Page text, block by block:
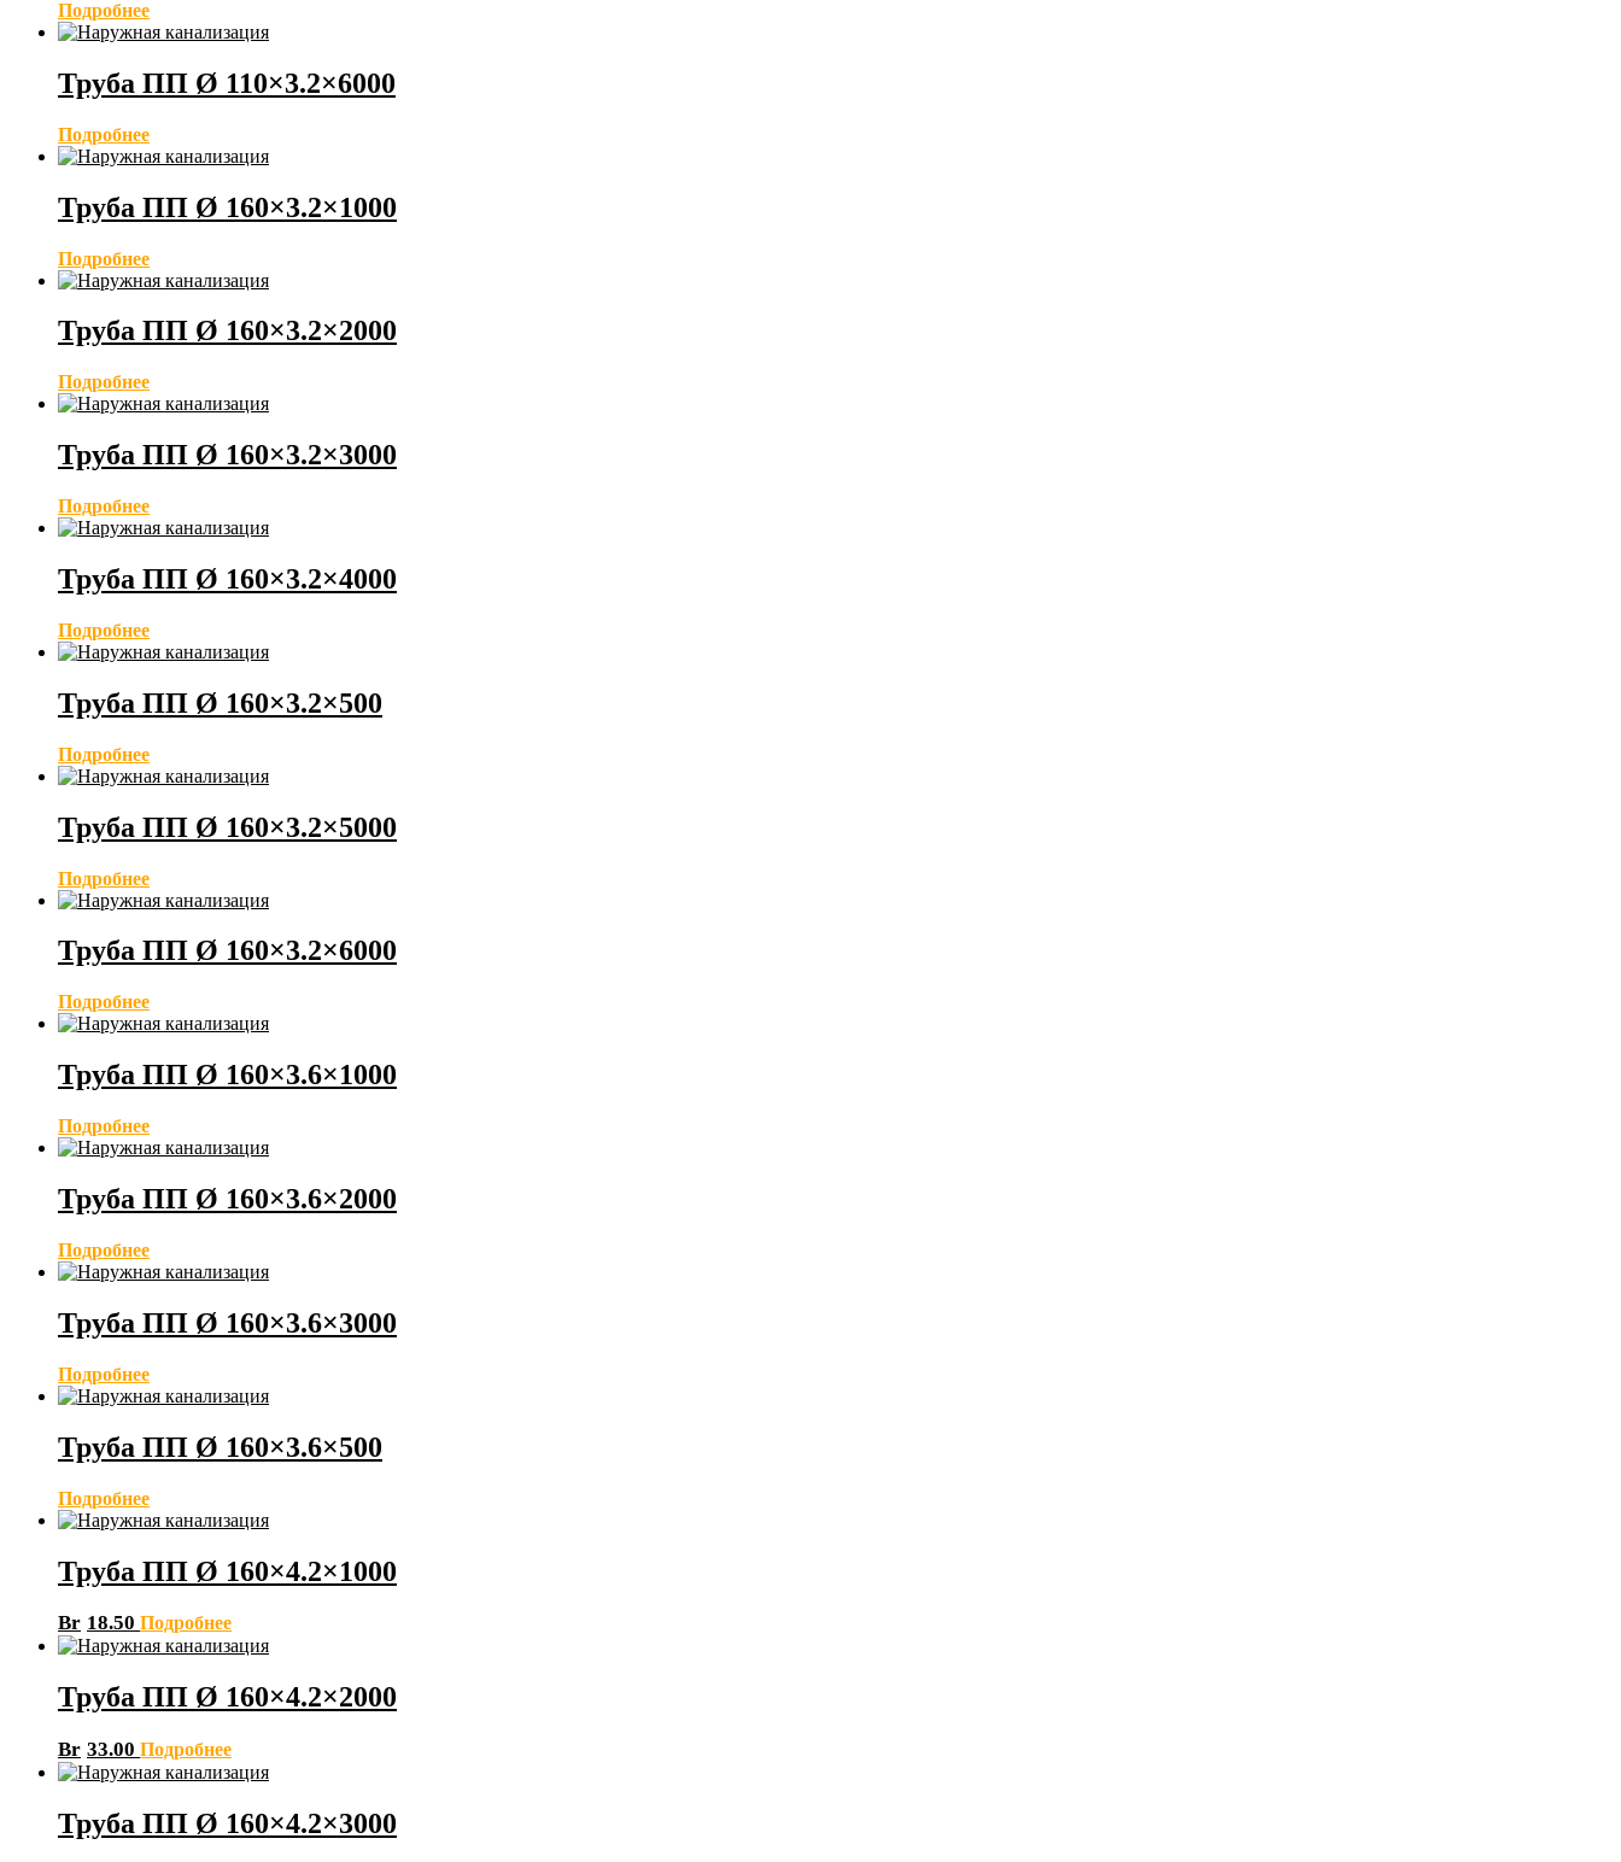
Подробнее
Труба ПП Ø 110×3.2×6000
Подробнее
Труба ПП Ø 160×3.2×1000
Подробнее
Труба ПП Ø 160×3.2×2000
Подробнее
Труба ПП Ø 160×3.2×3000
Подробнее
Труба ПП Ø 160×3.2×4000
Подробнее
Труба ПП Ø 160×3.2×500
Подробнее
Труба ПП Ø 160×3.2×5000
Подробнее
Труба ПП Ø 160×3.2×6000
Подробнее
Труба ПП Ø 160×3.6×1000
Подробнее
Труба ПП Ø 160×3.6×2000
Подробнее
Труба ПП Ø 160×3.6×3000
Подробнее
Труба ПП Ø 160×3.6×500
Подробнее
Труба ПП Ø 160×4.2×1000
Br 18.50 Подробнее
Труба ПП Ø 160×4.2×2000
Br 33.00 Подробнее
Труба ПП Ø 160×4.2×3000